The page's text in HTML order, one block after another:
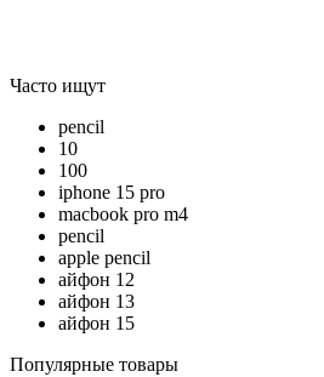
Часто ищут
pencil
10
100
iphone 15 pro
macbook pro m4
pencil
apple pencil
айфон 12
айфон 13
айфон 15
Популярные товары